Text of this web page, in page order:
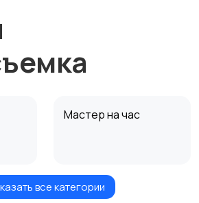
Мастер на час
Перевозки
все категории